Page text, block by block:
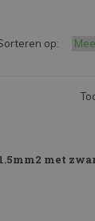
op:
met